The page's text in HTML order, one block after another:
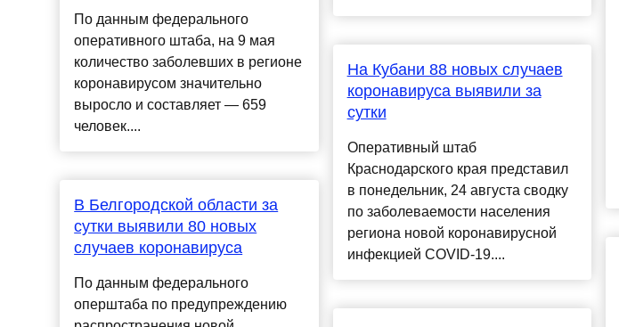
По данным федерального
оперативного штаба, на 9 мая
количество заболевших в регионе
коронавирусом значительно
выросло и составляет — 659
человек....
В Белгородской области за
сутки выявили 80 новых
случаев коронавируса
По данным федерального
оперштаба по предупреждению
На Кубани 88 новых случаев
коронавируса выявили за
сутки
Оперативный штаб
Краснодарского края представил
в понедельник, 24 августа сводку
по заболеваемости населения
региона новой коронавирусной
инфекцией COVID-19....